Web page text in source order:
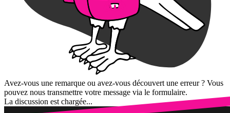
Avez-vous une remarque ou avez-vous découvert une erreur ? Vous
pouvez nous transmettre votre message via le formulaire.
La discussion est chargée...